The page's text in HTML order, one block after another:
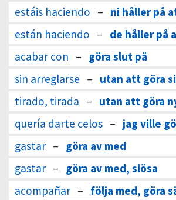
estáis haciendo – ni håller på
están haciendo – de håller på
acabar con – göra slut på
sin arreglarse – utan att göra
tirado, tirada – utan att göra
quería darte celos – jag ville
gastar – göra av med
gastar – göra av med, slösa
acompañar – följa med, göra